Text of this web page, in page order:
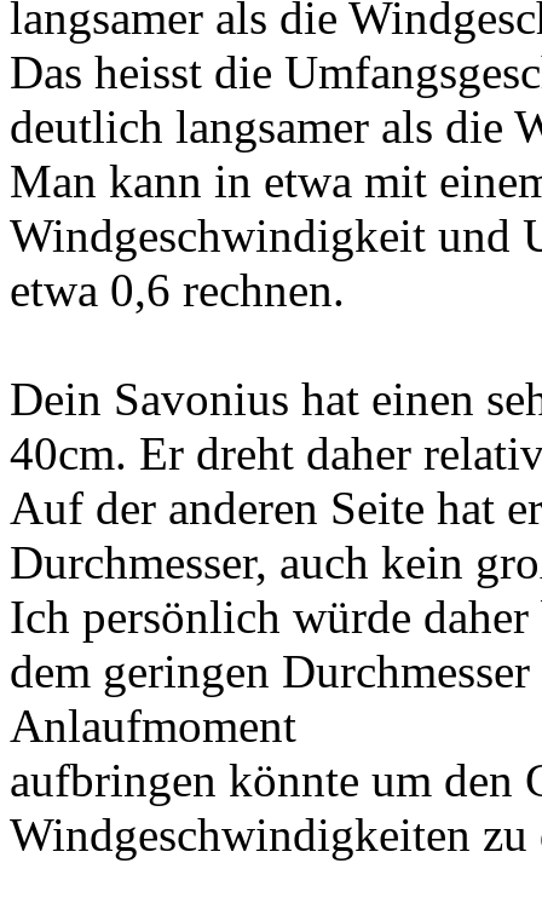
langsamer als die
Das heisst die
deutlich langsamer als die
Man kann in etwa mit
Windgeschwindigkeit und
etwa 0,6 rechnen.
Dein Savonius hat einen
40cm. Er dreht daher
Auf der anderen Seite hat
Durchmesser, auch kein
Ich persönlich würde
dem geringen
Anlaufmoment
aufbringen könnte um den
Windgeschwindigkeiten zu